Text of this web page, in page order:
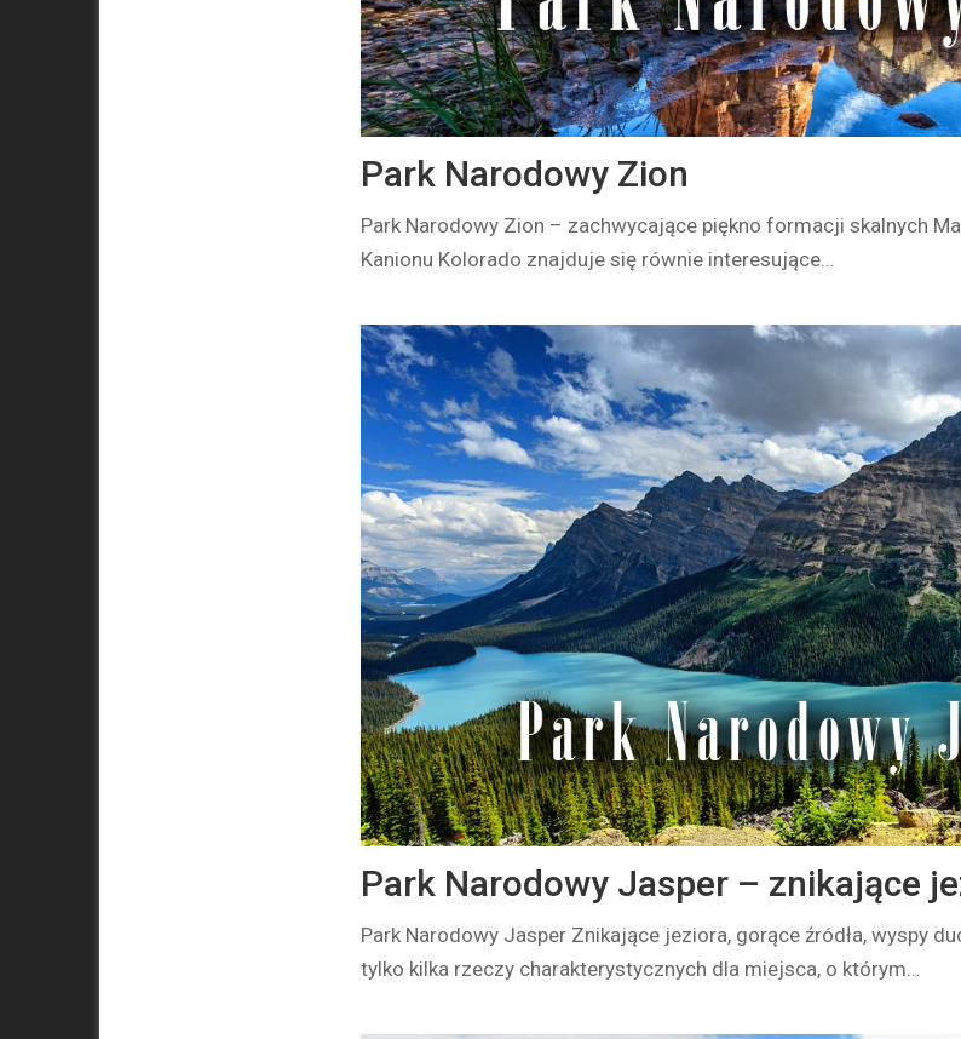
Park Narodowy Zion
Park Narodowy Zion – zachwycające piękno formacji skalnych
Kanionu Kolorado znajduje się równie interesujące…
Park Narodowy Jasper – znikające
Park Narodowy Jasper Znikające jeziora, gorące źródła, wyspy
tylko kilka rzeczy charakterystycznych dla miejsca, o którym…